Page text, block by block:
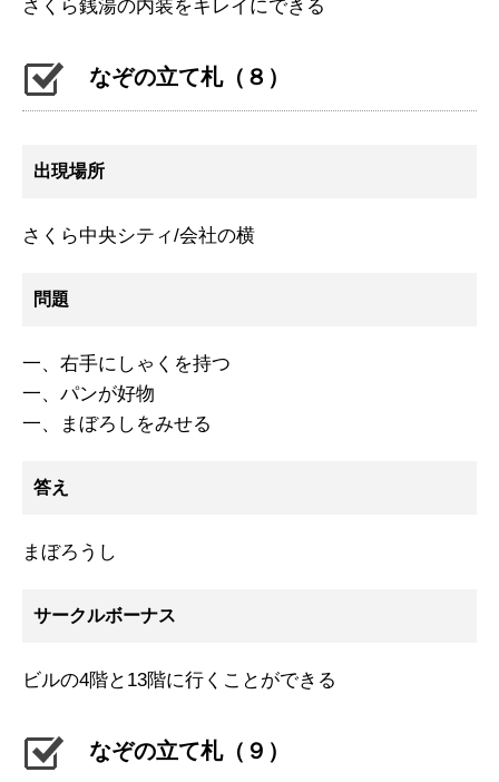
さくら銭湯の内装をキレイにできる
なぞの立て札（８）
出現場所
さくら中央シティ/会社の横
問題
一、右手にしゃくを持つ
一、パンが好物
一、まぼろしをみせる
答え
まぼろうし
サークルボーナス
ビルの4階と13階に行くことができる
なぞの立て札（９）